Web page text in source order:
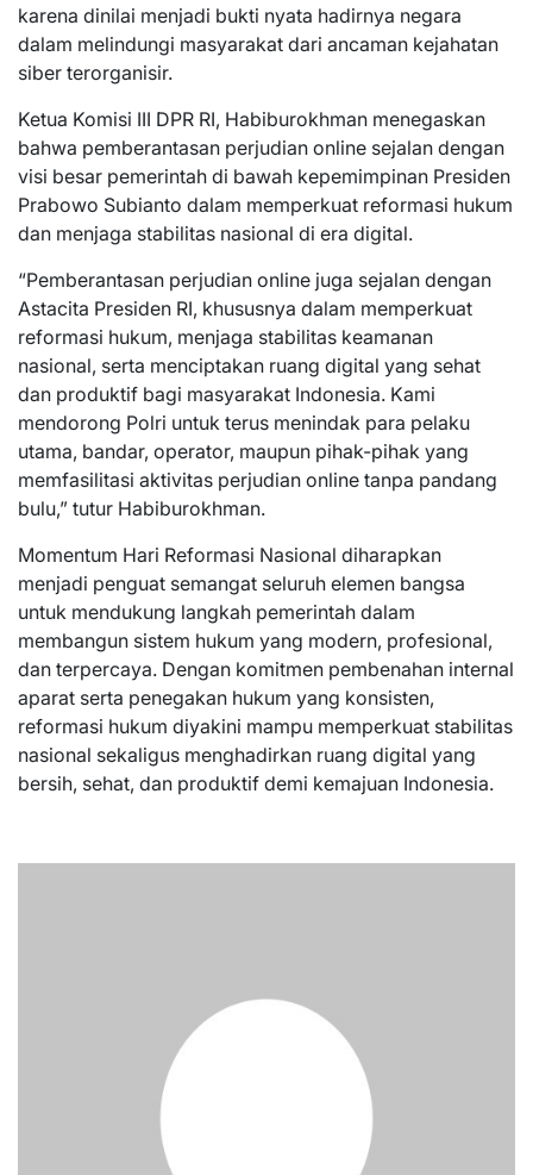
karena dinilai menjadi bukti nyata hadirnya negara
dalam melindungi masyarakat dari ancaman kejahatan
siber terorganisir.
Ketua Komisi III DPR RI, Habiburokhman menegaskan
bahwa pemberantasan perjudian online sejalan dengan
visi besar pemerintah di bawah kepemimpinan Presiden
Prabowo Subianto dalam memperkuat reformasi hukum
dan menjaga stabilitas nasional di era digital.
“Pemberantasan perjudian online juga sejalan dengan
Astacita Presiden RI, khususnya dalam memperkuat
reformasi hukum, menjaga stabilitas keamanan
nasional, serta menciptakan ruang digital yang sehat
dan produktif bagi masyarakat Indonesia. Kami
mendorong Polri untuk terus menindak para pelaku
utama, bandar, operator, maupun pihak-pihak yang
memfasilitasi aktivitas perjudian online tanpa pandang
bulu,” tutur Habiburokhman.
Momentum Hari Reformasi Nasional diharapkan
menjadi penguat semangat seluruh elemen bangsa
untuk mendukung langkah pemerintah dalam
membangun sistem hukum yang modern, profesional,
dan terpercaya. Dengan komitmen pembenahan internal
aparat serta penegakan hukum yang konsisten,
reformasi hukum diyakini mampu memperkuat stabilitas
nasional sekaligus menghadirkan ruang digital yang
bersih, sehat, dan produktif demi kemajuan Indonesia.